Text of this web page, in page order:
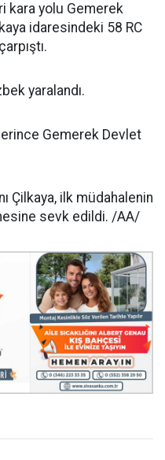
kara yolu Gemerek
idaresindeki 58 RC
yaralandı.
Gemerek Devlet
Çilkaya, ilk müdahalenin
sevk edildi. /AA/